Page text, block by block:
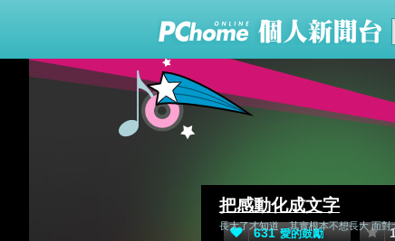
把感動化成文字
長大了才知道、其實根本不想長大 面對
631 愛的鼓勵